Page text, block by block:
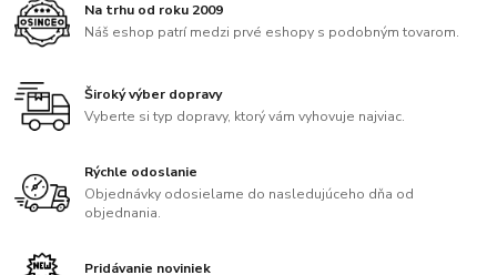
Na trhu od roku 2009
Náš eshop patrí medzi prvé eshopy s podobným tovarom.
Široký výber dopravy
Vyberte si typ dopravy, ktorý vám vyhovuje najviac.
Rýchle odoslanie
Objednávky odosielame do nasledujúceho dňa od
objednania.
Pridávanie noviniek